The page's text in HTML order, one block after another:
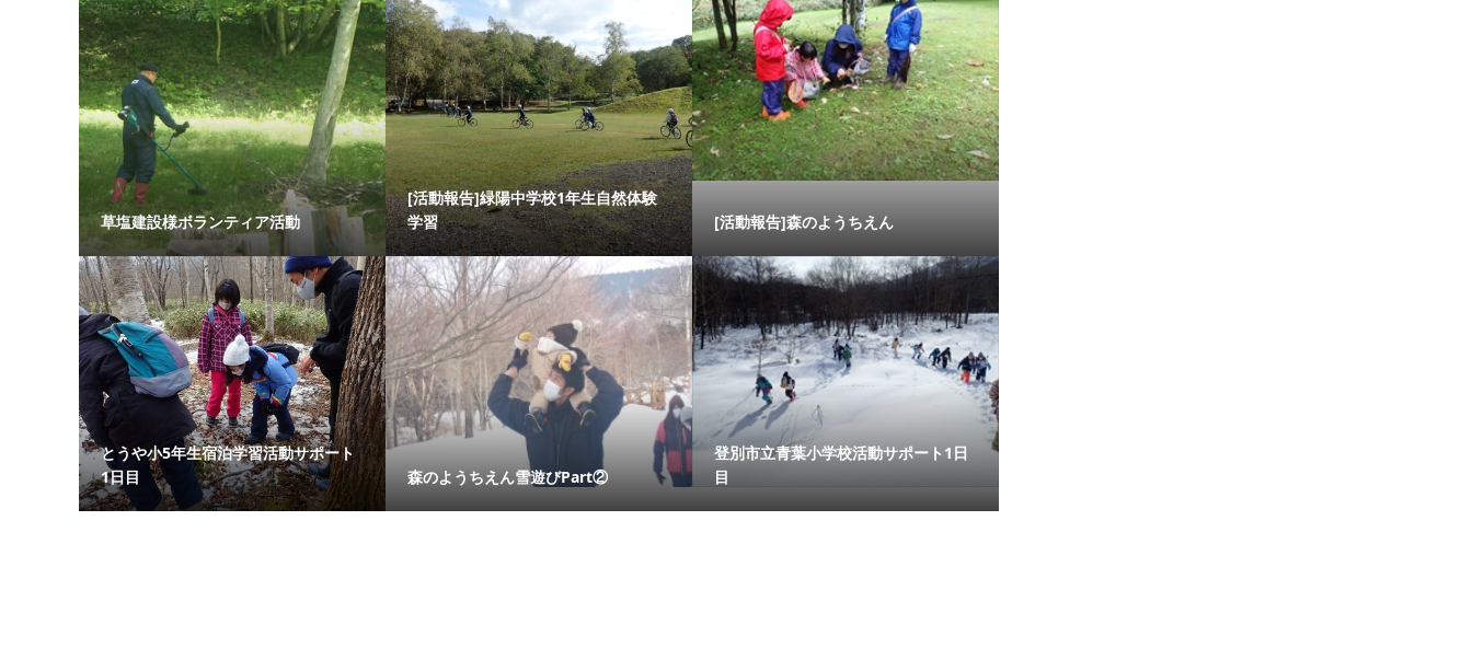
草塩建設様ボランティア活動
[活動報告]緑陽中学校1年生自然体験
学習
[活動報告]森のようちえん
とうや小5年生宿泊学習活動サポート
1日目
森のようちえん雪遊びPart②
登別市立青葉小学校活動サポート1日
目